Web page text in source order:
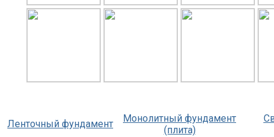
Ленточный фундамент
Монолитный фундамент
(плита)